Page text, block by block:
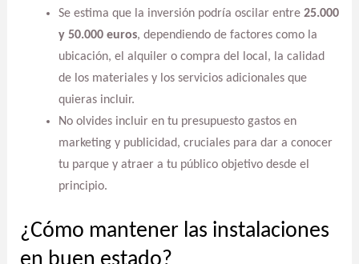
Se estima que la inversión podría oscilar entre 25.000
y 50.000 euros, dependiendo de factores como la
ubicación, el alquiler o compra del local, la calidad
de los materiales y los servicios adicionales que
quieras incluir.
No olvides incluir en tu presupuesto gastos en
marketing y publicidad, cruciales para dar a conocer
tu parque y atraer a tu público objetivo desde el
principio.
¿Cómo mantener las instalaciones